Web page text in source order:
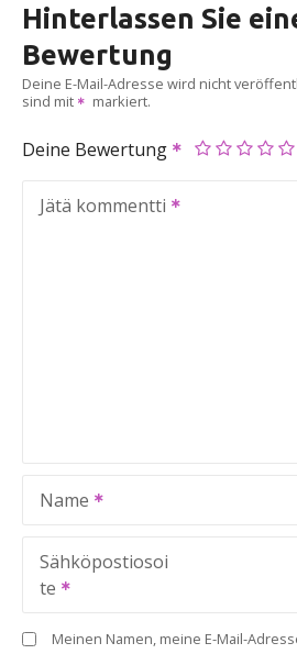
Hinterlassen Sie
Bewertung
Deine E-Mail-Adresse wird nicht
sind mit
markiert.
Deine Bewertung
Jätä kommentti
Name
Sähköpostiosoi
te
Meinen Namen, meine E-Mail-